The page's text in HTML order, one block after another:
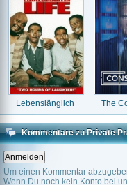
Lebenslänglich The
Kommentare zu Private
Um einen Kommentar
Wenn Du noch kein Konto bei